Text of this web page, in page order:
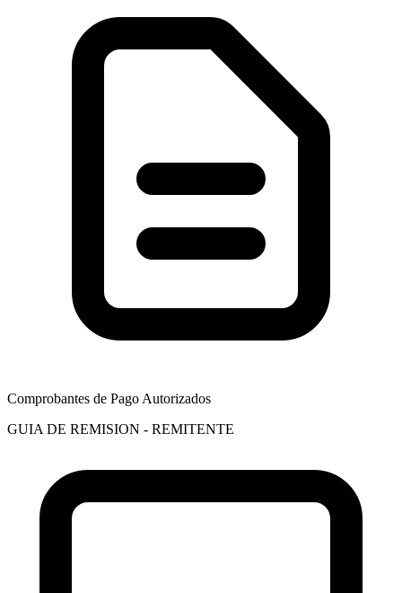
Comprobantes de Pago Autorizados
GUIA DE REMISION - REMITENTE